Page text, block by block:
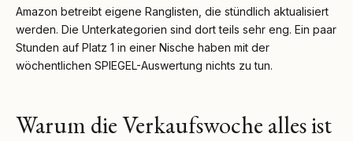
Amazon betreibt eigene Ranglisten, die stündlich aktualisiert
werden. Die Unterkategorien sind dort teils sehr eng. Ein paar
Stunden auf Platz 1 in einer Nische haben mit der
wöchentlichen SPIEGEL-Auswertung nichts zu tun.
Warum die Verkaufswoche alles ist